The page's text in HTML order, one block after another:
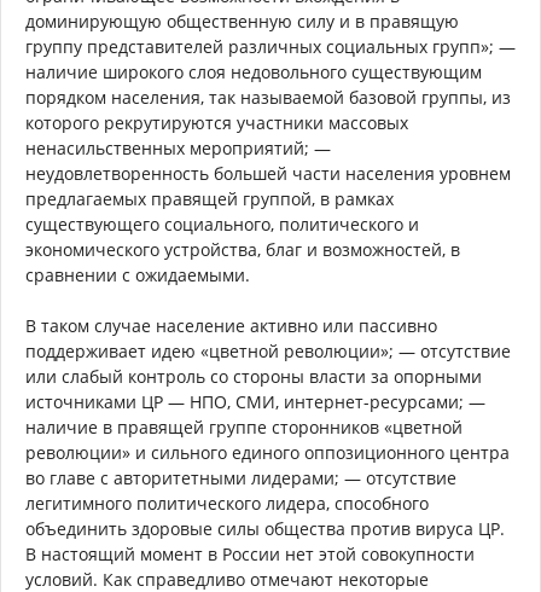
доминирующую общественную силу и в правящую
группу представителей различных социальных групп»; —
наличие широкого слоя недовольного существующим
порядком населения, так называемой базовой группы, из
которого рекрутируются участники массовых
ненасильственных мероприятий; —
неудовлетворенность большей части населения уровнем
предлагаемых правящей группой, в рамках
существующего социального, политического и
экономического устройства, благ и возможностей, в
сравнении с ожидаемыми.
В таком случае население активно или пассивно
поддерживает идею «цветной революции»; — отсутствие
или слабый контроль со стороны власти за опорными
источниками ЦР — НПО, СМИ, интернет-ресурсами; —
наличие в правящей группе сторонников «цветной
революции» и сильного единого оппозиционного центра
во главе с авторитетными лидерами; — отсутствие
легитимного политического лидера, способного
объединить здоровые силы общества против вируса ЦР.
В настоящий момент в России нет этой совокупности
условий. Как справедливо отмечают некоторые